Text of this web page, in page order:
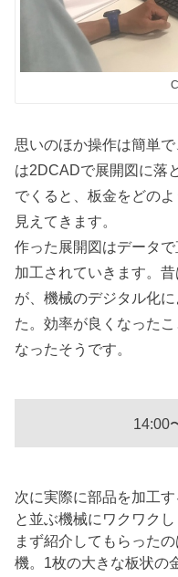
思いのほか操作は簡単
は2DCADで展開図に落
でくると、板金をどの
見えてきます。
作った展開図はデータ
加工されていきます。
が、機械のデジタル化
た。効率が良くなった
なったそうです。
14:00
次に実際に部品を加工
と並ぶ機械にワクワクし
まず紹介してもらった
機。1枚の大きな板状の